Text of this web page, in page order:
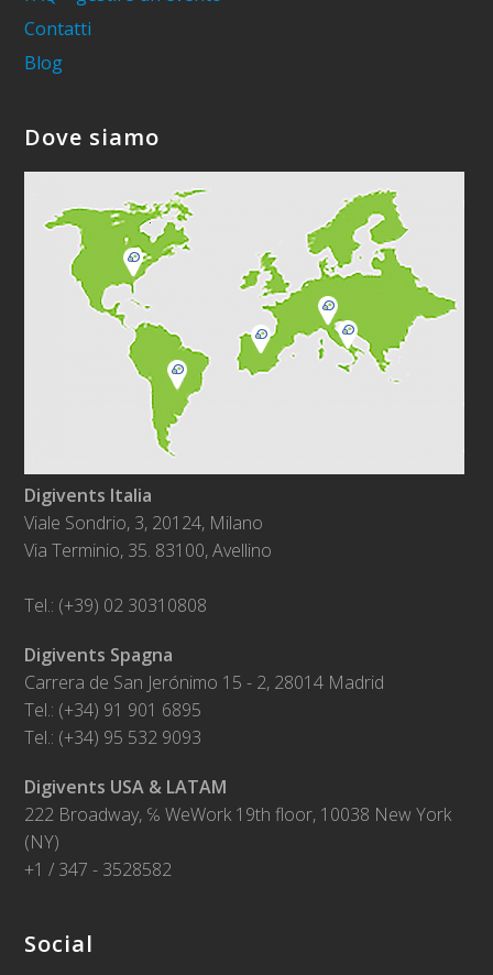
Contatti
Blog
Dove siamo
Digivents Italia
Viale Sondrio, 3, 20124, Milano
Via Terminio, 35. 83100, Avellino
Tel.: (+39) 02 30310808
Digivents Spagna
Carrera de San Jerónimo 15 - 2, 28014 Madrid
Tel.: (+34) 91 901 6895
Tel.: (+34) 95 532 9093
Digivents USA & LATAM
222 Broadway, ℅ WeWork 19th floor, 10038 New York
(NY)
+1 / 347 - 3528582
Social